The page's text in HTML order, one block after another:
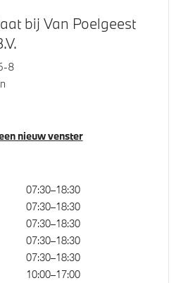
3 (VbV/SCM)
bij Van Poelgeest
8
nieuw venster
07:30–18:30
07:30–18:30
07:30–18:30
07:30–18:30
07:30–18:30
10:00–17:00